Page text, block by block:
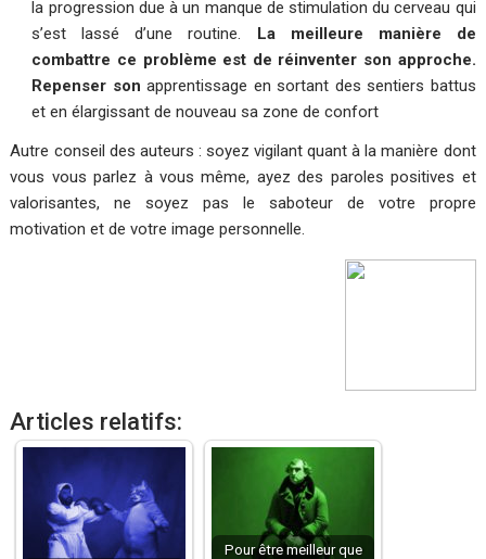
la progression due à un manque de stimulation du cerveau qui
s’est lassé d’une routine.
La meilleure manière de
combattre ce problème est de réinventer son approche.
Repenser sonapprentissage en sortant des sentiers battus
et en élargissant de nouveau sa zone de confort
Autre conseil des auteurs : soyez vigilant quant à la manière dont
vous vous parlez à vous même, ayez des paroles positives et
valorisantes, ne soyez pas le saboteur de votre propre
motivation et de votre image personnelle.
Articles relatifs:
Pour être meilleur que